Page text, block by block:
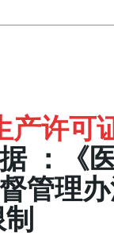
产许可
：
《
管理